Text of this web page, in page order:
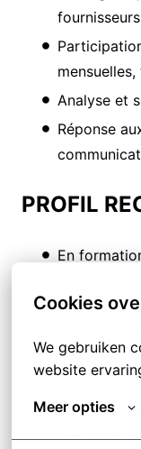
Cookies
We gebruiken
website
Meer opties
fournisseurs
Analyse et
Réponse
PROFIL
En
une bonne
comptables
d'esprit
travail.
Tu es